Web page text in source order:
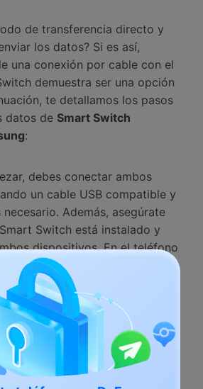
de transferencia directo y
los datos?󠀲󠀡󠀤󠀥󠀠󠀤󠀡󠀧󠀡󠀳󠀰 Si es así,
una conexión por cable con el
demuestra ser una opción
te detallamos los pasos
datos de Smart Switch
:󠀲󠀡󠀤󠀥󠀠󠀤󠀡󠀧󠀣
debes conectar ambos
un cable USB compatible y
Además, asegúrate
Switch está instalado y
dispositivos.󠀲󠀡󠀤󠀥󠀠󠀤󠀡󠀧󠀦󠀳 En el teléfono
Data/Enviar Datos" y elige